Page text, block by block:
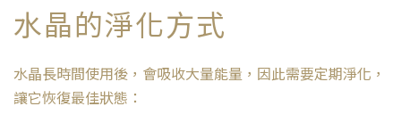
水晶的淨化方式
水晶長時間使用後，會吸收大量能量，因此需要定期淨化，
讓它恢復最佳狀態：